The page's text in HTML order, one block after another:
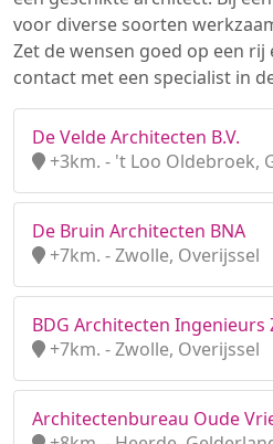
voor diverse soorten
Zet de wensen goed op een
contact met een specialist in
De Velde Architecten B.V.
+3km. - 't Loo Oldebroek,
De Bruin Architecten BNA
+7km. - Zwolle, Overijssel
BDG Architecten Ingenieurs
+7km. - Zwolle, Overijssel
Architectenbureau Oude